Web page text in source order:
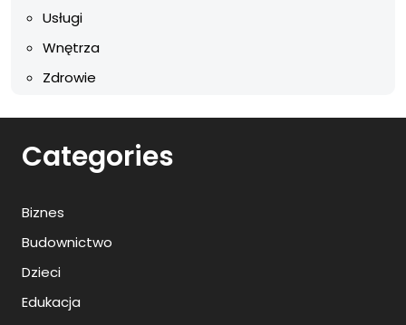
Usługi
Wnętrza
Zdrowie
Categories
Biznes
Budownictwo
Dzieci
Edukacja